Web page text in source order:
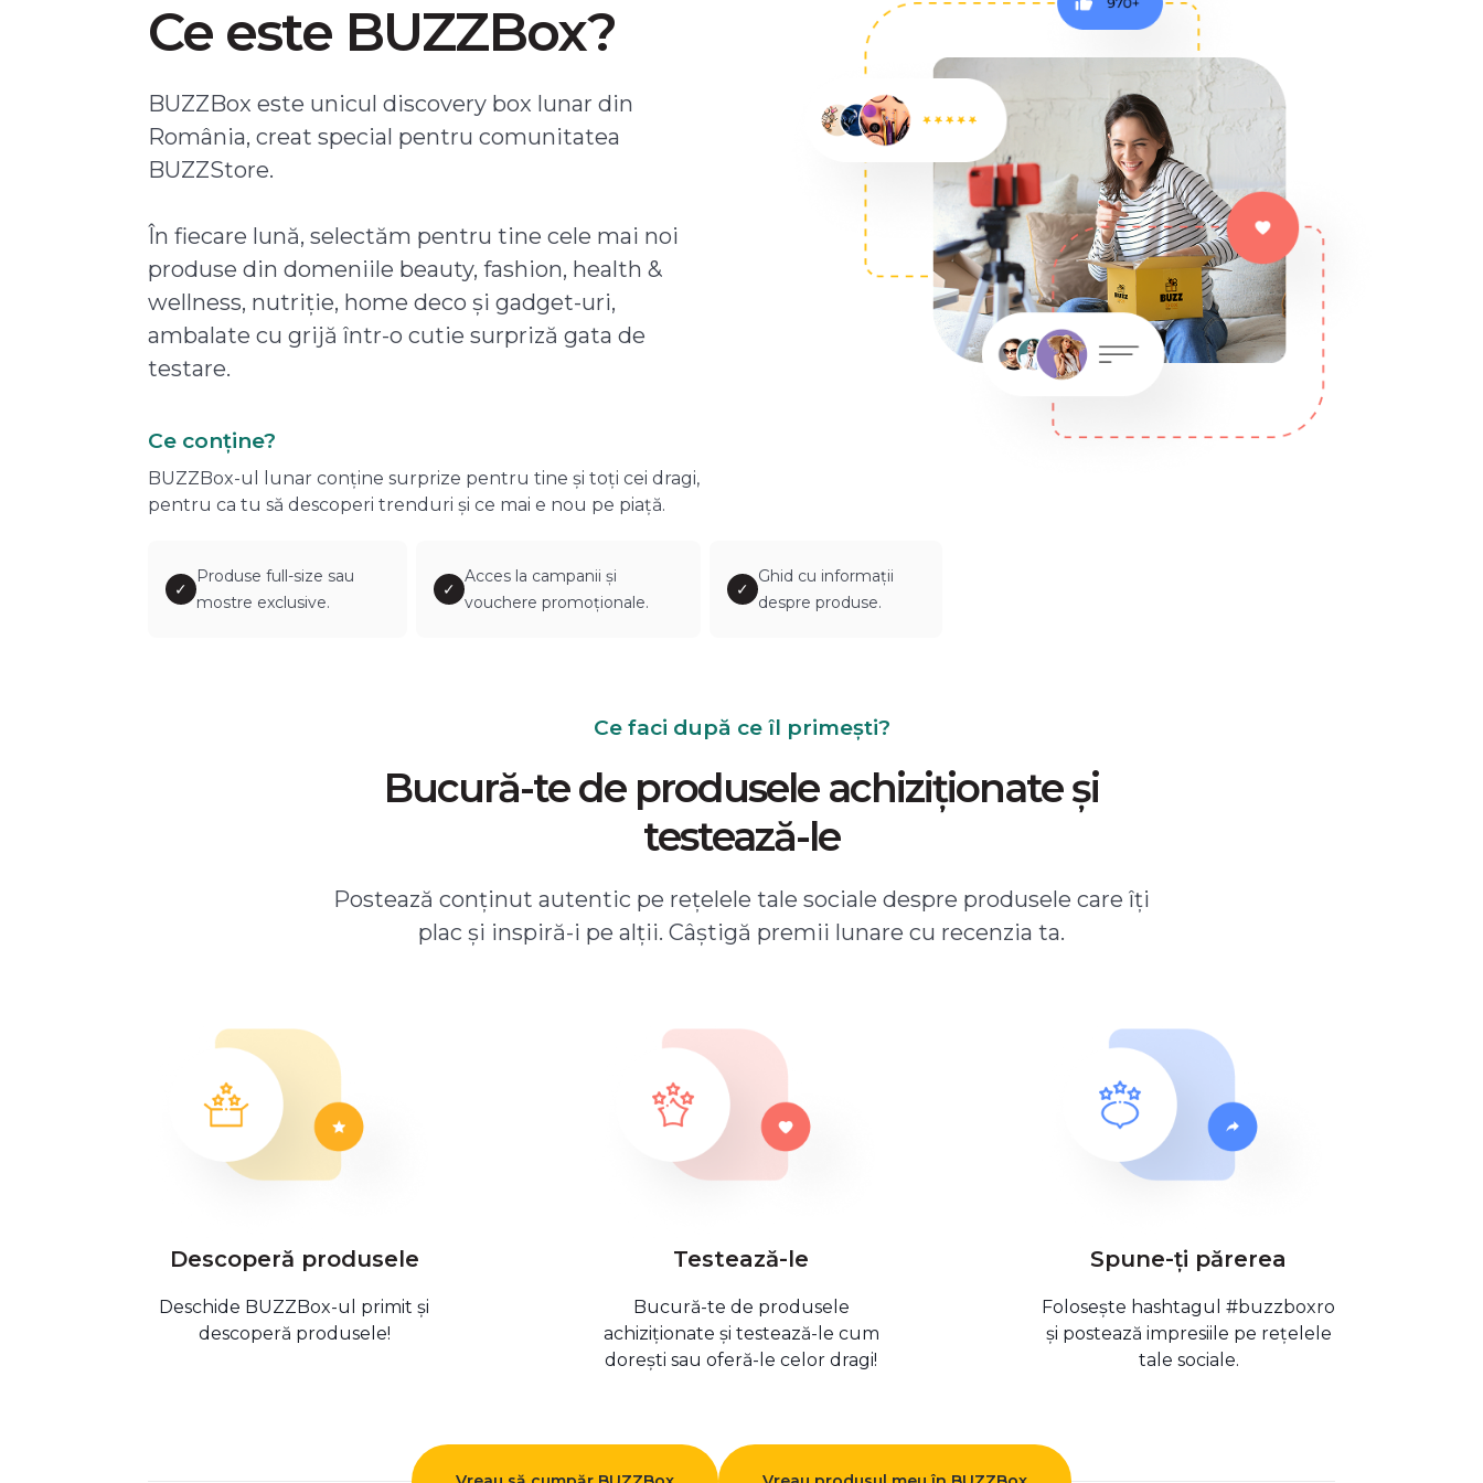
Ce este BUZZBox?
BUZZBox este unicul discovery box lunar din
România, creat special pentru comunitatea
BUZZStore.
În fiecare lună, selectăm pentru tine cele mai noi
produse din domeniile beauty, fashion, health &
wellness, nutriție, home deco și gadget-uri,
ambalate cu grijă într-o cutie surpriză gata de
testare.
Ce conține?
BUZZBox-ul lunar conține surprize pentru tine și toți cei dragi,
pentru ca tu să descoperi trenduri și ce mai e nou pe piață.
✓
Produse full-size sau
mostre exclusive.
✓
Acces la campanii și
vouchere promoționale.
✓
Ghid cu informații
despre produse.
Ce faci după ce îl primești?
Bucură-te de produsele achiziționate și
testează-le
Postează conținut autentic pe rețelele tale sociale despre produsele care îți
plac și inspiră-i pe alții. Câștigă premii lunare cu recenzia ta.
Descoperă produsele
Deschide BUZZBox-ul primit și
descoperă produsele!
Testează-le
Bucură-te de produsele
achiziționate și testează-le cum
dorești sau oferă-le celor dragi!
Spune-ți părerea
Folosește hashtagul #buzzboxro
și postează impresiile pe rețelele
tale sociale.